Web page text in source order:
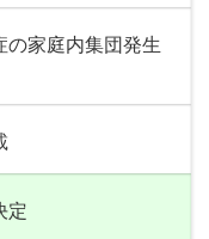
の家庭内集団発生
定